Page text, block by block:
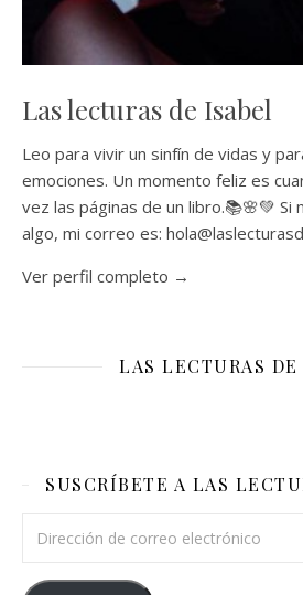
Las lecturas de Isabel
Leo para vivir un sinfín de vidas y
emociones. Un momento feliz es
vez las páginas de un libro.📚🌸💚 Si
algo, mi correo es:
Ver perfil completo →
LAS LECTURAS
SUSCRÍBETE A LAS